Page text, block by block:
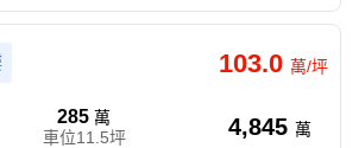
103.0 萬/坪
285萬
車位11.5坪
4,845 萬